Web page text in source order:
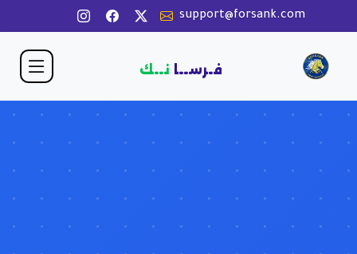
support@forsank.com
فـرســا نــك